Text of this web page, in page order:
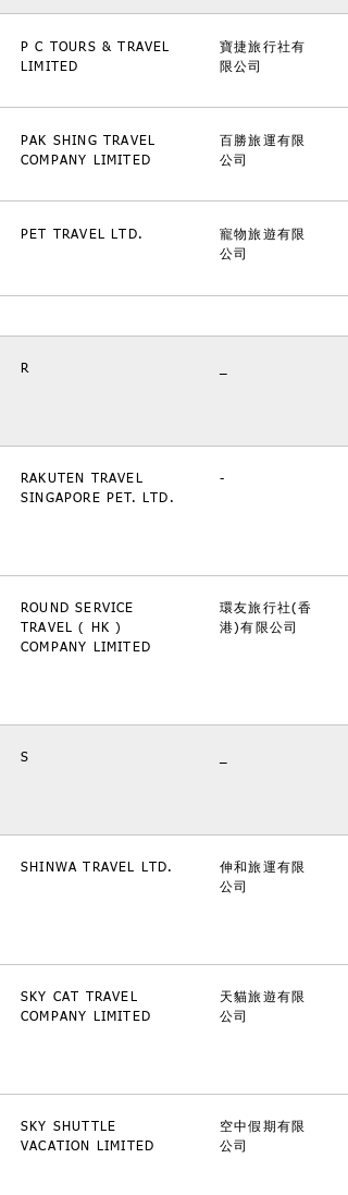
P C TOURS & TRAVEL
LIMITED
寶捷旅行社有
限公司
PAK SHING TRAVEL
COMPANY LIMITED
百勝旅運有限
公司
PET TRAVEL LTD.
寵物旅遊有限
公司
R
RAKUTEN TRAVEL
SINGAPORE PET. LTD.
-
ROUND SERVICE
TRAVEL ( HK )
COMPANY LIMITED
環友旅行社(香
港)有限公司
S
SHINWA TRAVEL LTD.
伸和旅運有限
公司
SKY CAT TRAVEL
COMPANY LIMITED
天貓旅遊有限
公司
SKY SHUTTLE
VACATION LIMITED
空中假期有限
公司